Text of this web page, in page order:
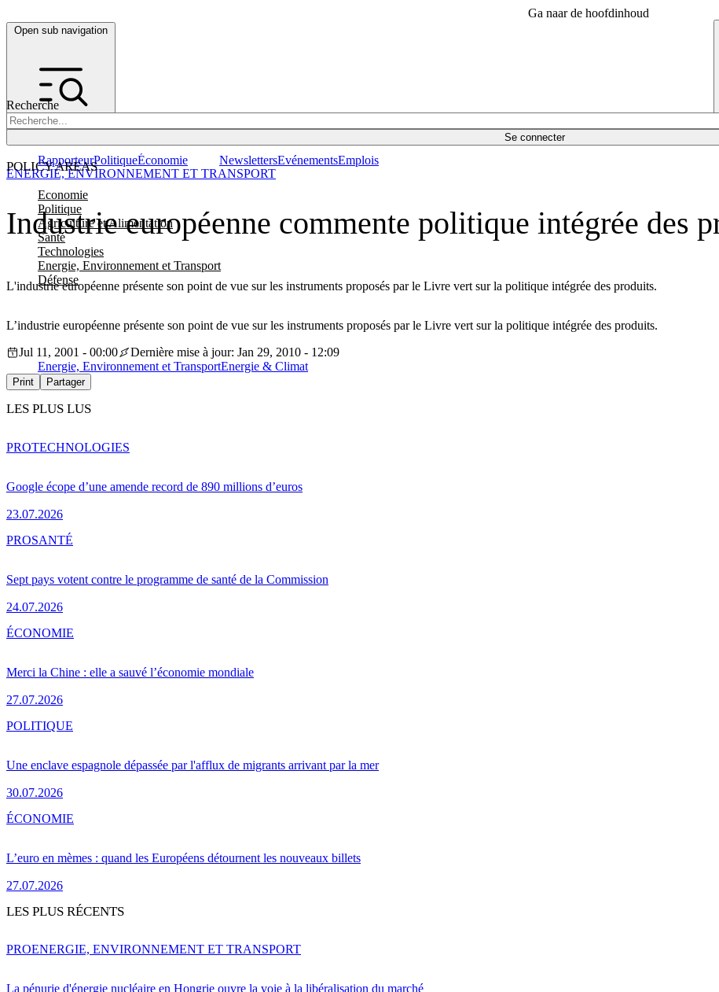
Ga naar de hoofdinhoud
Open sub navigation
Recherche
Se connecter
POLICY AREAS
Economie
Politique
Agriculture et Alimentation
Santé
Technologies
Energie, Environnement et Transport
Défense
RapporteurPolitiqueÉconomie NewslettersEvénementsEmplois
Industrie européenne commente politique intégrée des
L'industrie européenne présente son point de vue sur les instruments proposés par le Livre vert sur la politique intégrée des produits.
ENERGIE, ENVIRONNEMENT ET TRANSPORT
L’industrie européenne présente son point de vue sur les instruments proposés par le Livre vert sur la politique intégrée des produits.
Jul 11, 2001 - 00:00
Dernière mise à jour: Jan 29, 2010 - 12:09
Energie, Environnement et TransportEnergie & Climat
Print Partager
LES PLUS LUS
Google écope d’une amende record de 890 millions d’euros
23.07.2026
PROTECHNOLOGIES
Sept pays votent contre le programme de santé de la Commission
24.07.2026
PROSANTÉ
Merci la Chine : elle a sauvé l’économie mondiale
27.07.2026
ÉCONOMIE
Une enclave espagnole dépassée par l'afflux de migrants arrivant par la mer
30.07.2026
POLITIQUE
L’euro en mèmes : quand les Européens détournent les nouveaux billets
27.07.2026
ÉCONOMIE
LES PLUS RÉCENTS
La pénurie d'énergie nucléaire en Hongrie ouvre la voie à la libéralisation du marché
PROENERGIE, ENVIRONNEMENT ET TRANSPORT